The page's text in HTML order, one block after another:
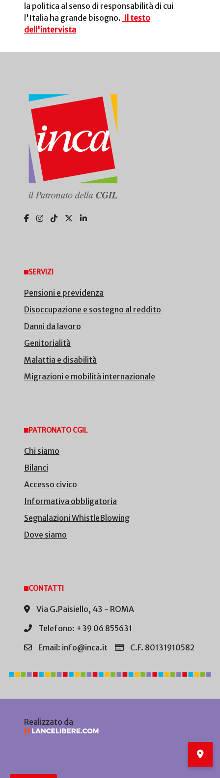
la politica al senso di responsabilità di cui
l'Italia ha grande bisogno. Il testo
dell'intervista
SERVIZI
Pensioni e previdenza
Disoccupazione e sostegno al reddito
Danni da lavoro
Genitorialità
Malattia e disabilità
Migrazioni e mobilità internazionale
PATRONATO CGIL
Chi siamo
Bilanci
Accesso civico
Informativa obbligatoria
Segnalazioni WhistleBlowing
Dove siamo
CONTATTI
Via G.Paisiello, 43 - ROMA
Telefono: +39 06 855631
Email: info@inca.it
C.F. 80131910582
Realizzato da